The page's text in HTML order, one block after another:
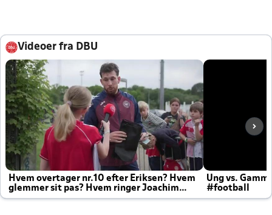
Videoer fra DBU
Hvem overtager nr.10 efter Eriksen? Hvem
glemmer sit pas? Hvem ringer Joachim
altid til efter kampe?
Ung vs.
#football